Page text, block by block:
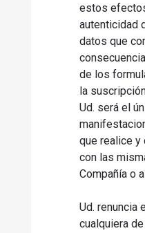
estos
autenticidad
datos que
de los
la
Ud. será el
que realice
con las
Compañía o
Ud. renuncia
cualquiera